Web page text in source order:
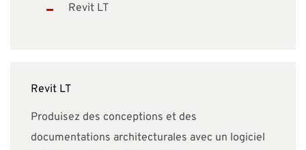
Revit LT
Revit LT
Produisez des conceptions et des
documentations architecturales avec un logiciel